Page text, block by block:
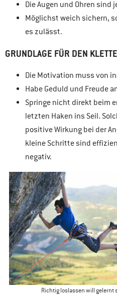
Die Augen und Ohren
Möglichst weich sichern,
es zulässt.
GRUNDLAGE FÜR DEN
Die Motivation muss von
Habe Geduld und Freude
Springe nicht direkt beim
letzten Haken ins Seil.
positive Wirkung bei der
kleine Schritte sind
negativ.
Richtig loslassen will gelernt